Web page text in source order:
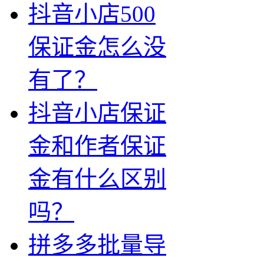
抖音小店500
保证金怎么没
有了？
抖音小店保证
金和作者保证
金有什么区别
吗？
拼多多批量导